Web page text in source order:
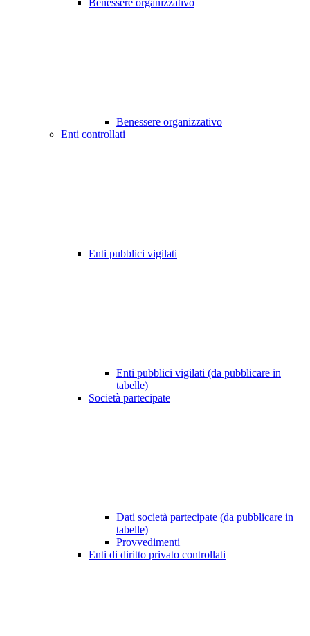
Benessere organizzativo
Benessere organizzativo
Enti controllati
Enti pubblici vigilati
Enti pubblici vigilati (da pubblicare in
tabelle)
Società partecipate
Dati società partecipate (da pubblicare in
tabelle)
Provvedimenti
Enti di diritto privato controllati